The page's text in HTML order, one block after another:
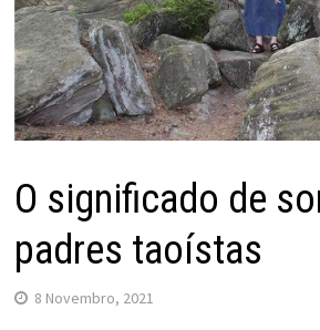
O significado de
padres taoístas
8 Novembro, 2021